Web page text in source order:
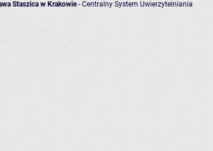
Staszica w Krakowie- Centralny System Uwierzytelniania